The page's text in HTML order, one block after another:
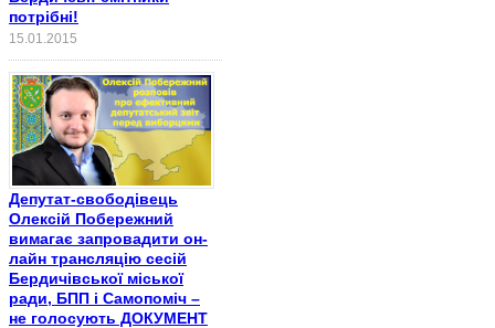
потрібні!
15.01.2015
Депутат-свободівець
Олексій Побережний
вимагає запровадити он-
лайн трансляцію сесій
Бердичівської міської
ради, БПП і Самопоміч –
не голосують ДОКУМЕНТ